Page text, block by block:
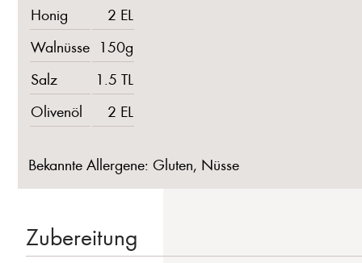
Honig
2 EL
Walnüsse 150g
Salz
1.5 TL
Olivenöl
2 EL
Bekannte Allergene: Gluten, Nüsse
Zubereitung